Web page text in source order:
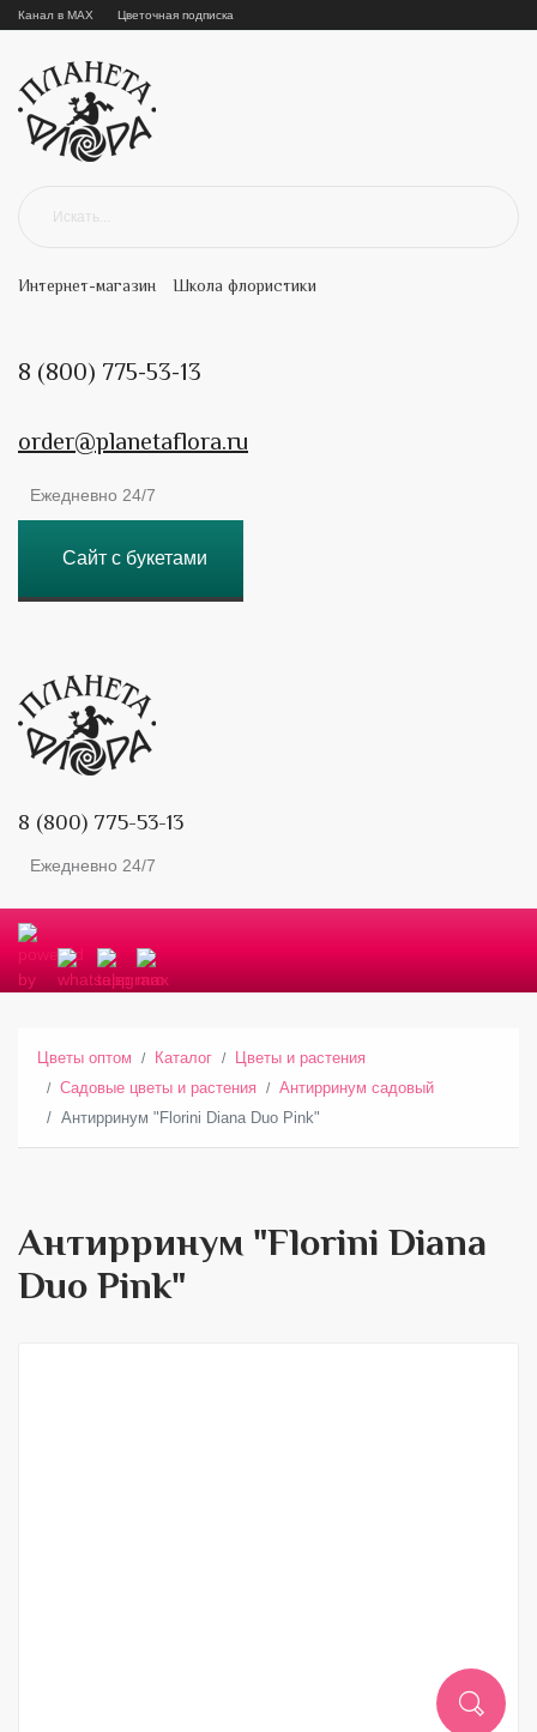
Канал в MAX Цветочная подписка
Интернет-магазин Школа флористики
8 (800) 775-53-13
order@planetaflora.ru
Ежедневно 24/7
Сайт с букетами
8 (800) 775-53-13
Ежедневно 24/7
Цветы оптом Каталог
Цветы и растения
Садовые цветы и растения
Антирринум садовый
Антирринум "Florini Diana Duo Pink"
Антирринум "Florini Diana
Duo Pink"